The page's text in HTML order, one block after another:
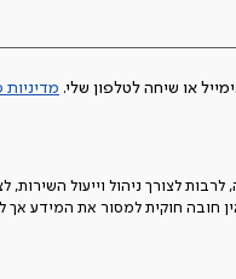
מדיניות
לצורך ניהול וייעול השירות,
חובה חוקית למסור את המידע